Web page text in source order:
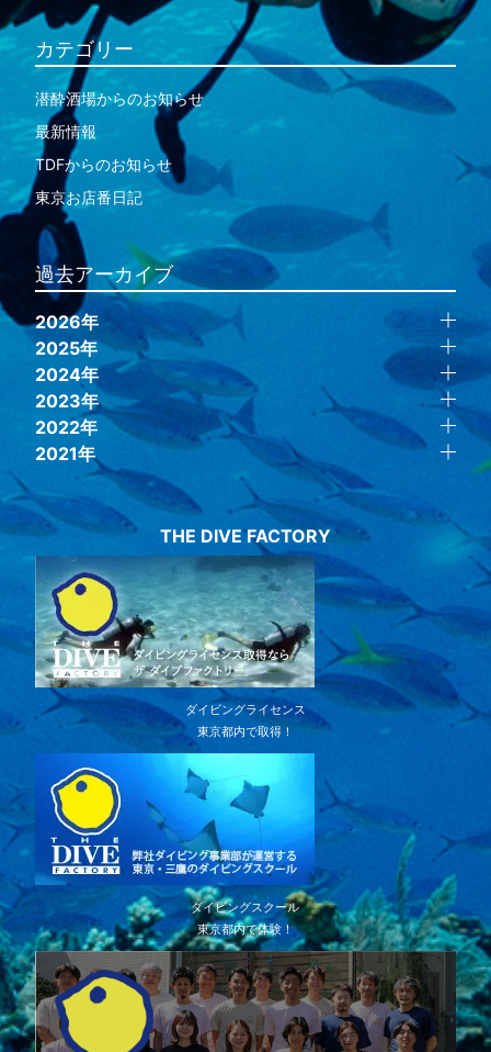
カテゴリー
潜酔酒場からのお知らせ
最新情報
TDFからのお知らせ
東京お店番日記
過去アーカイブ
2026年
2025年
2024年
2023年
2022年
2021年
THE DIVE FACTORY
ダイビングライセンス
東京都内で取得！
ダイビングスクール
東京都内で体験！